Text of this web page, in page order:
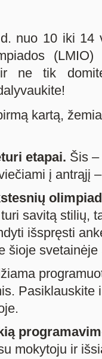
nuo 10 iki 14
ir ne tik
kartą,
etapai. Šis
į antrąjį
savitą stilių,
išspręsti
šioje
Pasiklauskite
mokytoju ir